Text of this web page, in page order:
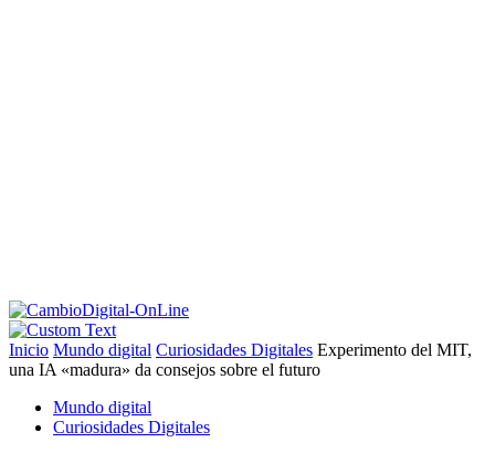
Inicio Mundo digital Curiosidades Digitales Experimento del MIT,
una IA «madura» da consejos sobre el futuro
Mundo digital
Curiosidades Digitales